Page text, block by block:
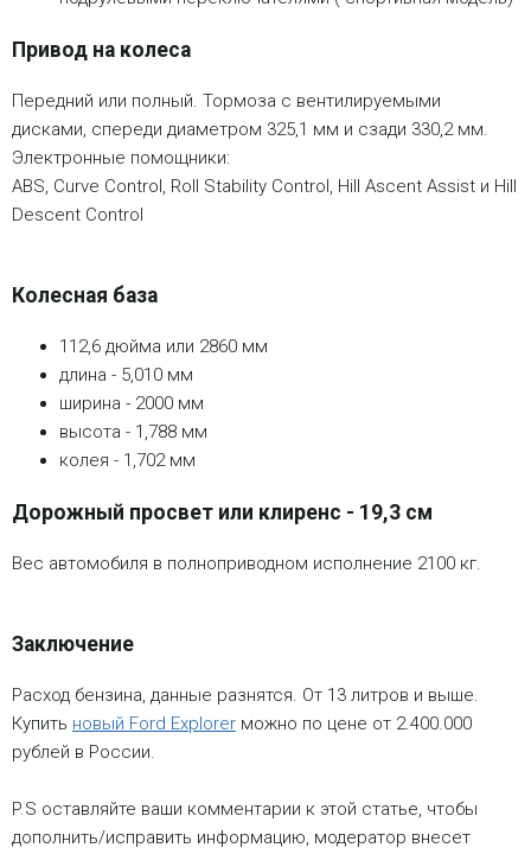
Привод на колеса
Передний или полный. Тормоза с вентилируемыми
дисками, спереди диаметром 325,1 мм и сзади 330,2 мм.
Электронные помощники:
ABS, Curve Control, Roll Stability Control, Hill Ascent Assist и Hill
Descent Control
Колесная база
112,6 дюйма или 2860 мм
длина - 5,010 мм
ширина - 2000 мм
высота - 1,788 мм
колея - 1,702 мм
Дорожный просвет или клиренс - 19,3 см
Вес автомобиля в полноприводном исполнение 2100 кг.
Заключение
Расход бензина, данные разнятся. От 13 литров и выше.
Купить новый Ford Explorer можно по цене от 2.400.000
рублей в России.
P.S оставляйте ваши комментарии к этой статье, чтобы
дополнить/исправить информацию, модератор внесет